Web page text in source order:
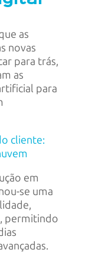
as
novas
para trás,
as
para
cliente:
em
se uma
permitindo